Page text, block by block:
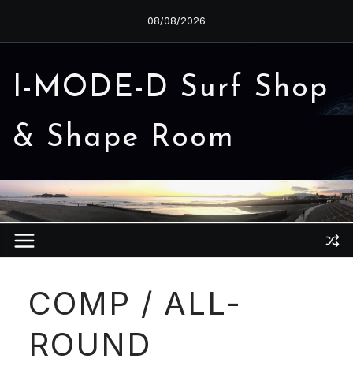
ッ
プ
08/08/2026
I-MODE-D Surf Shop
& Shape Room
COMP / ALL-
ROUND